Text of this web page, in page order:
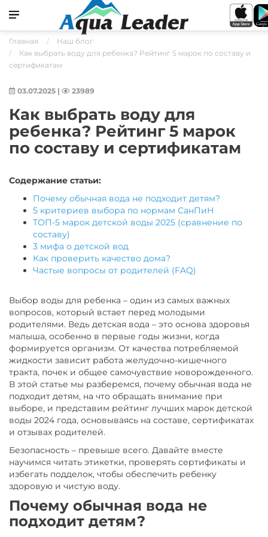
Главная
Наш блог
Как выбрать воду для ребенка? Рейтинг 5 марок по составу и
сертификатам
03.07.2025 | 23989
Как выбрать воду для
ребенка? Рейтинг 5 марок
по составу и сертификатам
Содержание статьи:
Почему обычная вода не подходит детям?
5 критериев выбора по нормам СанПиН
ТОП-5 марок детской воды 2025 (сравнение по
составу)
3 мифа о детской вод
Как проверить качество дома?
Частые вопросы от родителей (FAQ)
Выбор воды для ребенка – один из самых важных
вопросов, который встает перед молодыми
родителями. Ведь детская вода – это основа здоровья
малыша, особенно в первые годы жизни, когда
формируется организм. От качества потребляемой
жидкости зависит работа желудочно-кишечного
тракта, почек и общее самочувствие новорожденного.
В этой статье мы разберемся, почему обычная вода не
подходит детям, на что обращать внимание при
выборе, и представим рейтинг лучших марок детской
воды 2024 года, основываясь на составе, сертификатах
и отзывах родителей.
Безопасность – превыше всего. Давайте вместе
научимся читать этикетки, проверять сертификаты и
избегать подделок, чтобы обеспечить ребенку
здоровую и чистую воду.
Почему обычная вода не
подходит детям?